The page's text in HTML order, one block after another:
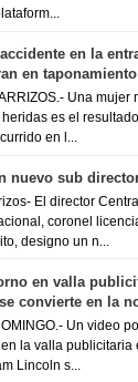
en la
en taponamiento
Una mujer
es el
en l...
nuevo sub
El director
coronel
designo un n...
en valla
convierte en la
Un video
la valla publicitaria
Lincoln s...